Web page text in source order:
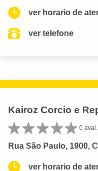
ver horario de
ver telefone
Kairoz Corcio e
0 aval.
Rua São Paulo, 1900,
ver horario de